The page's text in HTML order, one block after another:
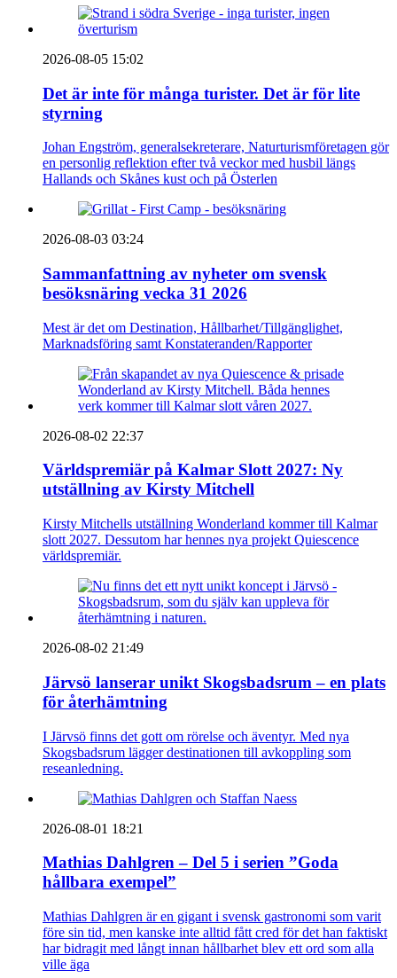
2026-08-05 15:02
Det är inte för många turister. Det är för lite
styrning
Johan Engström, generalsekreterare, Naturturismföretagen gör
en personlig reflektion efter två veckor med husbil längs
Hallands och Skånes kust och på Österlen
2026-08-03 03:24
Sammanfattning av nyheter om svensk
besöksnäring vecka 31 2026
Mest är det om Destination, Hållbarhet/Tillgänglighet,
Marknadsföring samt Konstateranden/Rapporter
2026-08-02 22:37
Världspremiär på Kalmar Slott 2027: Ny
utställning av Kirsty Mitchell
Kirsty Mitchells utställning Wonderland kommer till Kalmar
slott 2027. Dessutom har hennes nya projekt Quiescence
världspremiär.
2026-08-02 21:49
Järvsö lanserar unikt Skogsbadsrum – en plats
för återhämtning
I Järvsö finns det gott om rörelse och äventyr. Med nya
Skogsbadsrum lägger destinationen till avkoppling som
reseanledning.
2026-08-01 18:21
Mathias Dahlgren – Del 5 i serien ”Goda
hållbara exempel”
Mathias Dahlgren är en gigant i svensk gastronomi som varit
före sin tid, men kanske inte alltid fått cred för det han faktiskt
har bidragit med långt innan hållbarhet blev ett ord som alla
ville äga